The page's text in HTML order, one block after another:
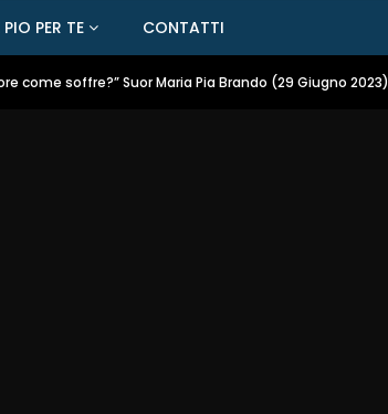
PIO PER TE CONTATTI
come soffre?” Suor Maria Pia Brando (29 Giugno 2023)